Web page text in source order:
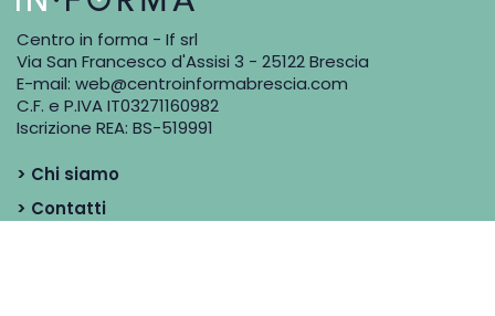
Centro in forma - If srl
Via San Francesco d'Assisi 3 - 25122 Brescia
E-mail: web@centroinformabrescia.com
C.F. e P.IVA IT03271160982
Iscrizione REA: BS-519991
> Chi siamo
> Contatti